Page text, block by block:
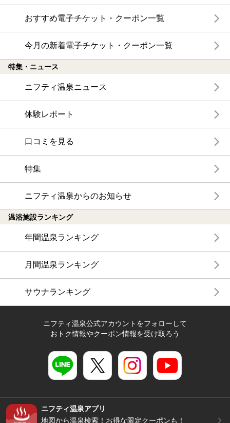
おすすめ電子チケット・クーポン一覧
今月の新着電子チケット・クーポン一覧
特集・ニュース
ニフティ温泉ニュース
体験レポート
口コミを見る
特集
ニフティ温泉からのお知らせ
温浴施設ランキング
年間温泉ランキング
月間温泉ランキング
サウナランキング
ニフティ温泉公式アカウントをフォローして
おトク情報やクーポン情報を受け取ろう
ニフティ温泉アプリ
地図から温泉検索！お得な限定クーポンも！